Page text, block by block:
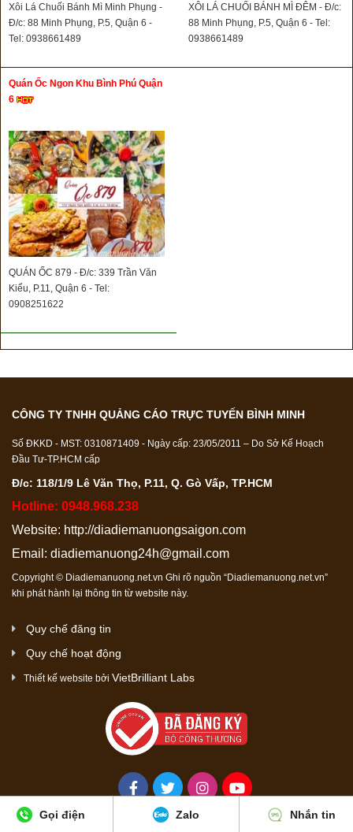
Xôi Lá Chuối Bánh Mì Minh Phụng -
Đ/c: 88 Minh Phụng, P.5, Quận 6 -
Tel: 0938661489
XÔI LÁ CHUỐI BÁNH MÌ ĐÊM - Đ/c:
88 Minh Phụng, P.5, Quận 6 - Tel:
0938661489
Quán Ốc Ngon Khu Bình Phú Quận
6
QUÁN ỐC 879 - Đ/c: 339 Trần Văn
Kiểu, P.11, Quận 6 - Tel:
0908251622
Gọi điện Zalo Nhắn tin
CÔNG TY TNHH QUẢNG CÁO TRỰC TUYẾN BÌNH MINH
Số ĐKKD - MST: 0310871409 - Ngày cấp: 23/05/2011 – Do Sở Kế Hoạch
Đầu Tư-TP.HCM cấp
Đ/c: 118/1/9 Lê Văn Thọ, P.11, Q. Gò Vấp, TP.HCM
Hotline: 0948.968.238
Website: http://diadiemanuongsaigon.com
Email: diadiemanuong24h@gmail.com
Copyright © Diadiemanuong.net.vn Ghi rõ nguồn “Diadiemanuong.net.vn”
khi phát hành lại thông tin từ website này.
Quy chế đăng tin
Quy chế hoạt động
Thiết kế website bởi VietBrilliant Labs